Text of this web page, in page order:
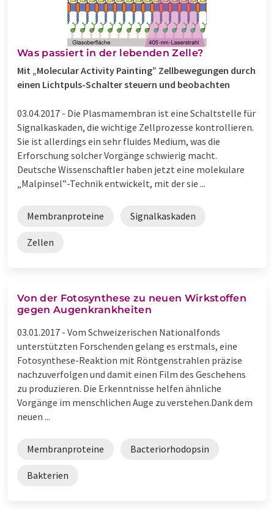
Was passiert in der lebenden Zelle?
Mit „Molecular Activity Painting” Zellbewegungen durch
einen Lichtpuls-Schalter steuern und beobachten
03.04.2017 - Die Plasmamembran ist eine Schaltstelle für
Signalkaskaden, die wichtige Zellprozesse kontrollieren.
Sie ist allerdings ein sehr fluides Medium, was die
Erforschung solcher Vorgänge schwierig macht.
Deutsche Wissenschaftler haben jetzt eine molekulare
„Malpinsel”-Technik entwickelt, mit der sie ...
Membranproteine Signalkaskaden
Zellen
Von der Fotosynthese zu neuen Wirkstoffen
gegen Augenkrankheiten
03.01.2017 - Vom Schweizerischen Nationalfonds
unterstützten Forschenden gelang es erstmals, eine
Fotosynthese-Reaktion mit Röntgenstrahlen präzise
nachzuverfolgen und damit einen Film des Geschehens
zu produzieren. Die Erkenntnisse helfen ähnliche
Vorgänge im menschlichen Auge zu verstehen.Dank dem
neuen ...
Membranproteine Bacteriorhodopsin
Bakterien